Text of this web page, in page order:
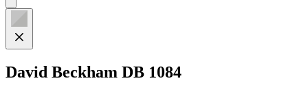
David Beckham DB 1084